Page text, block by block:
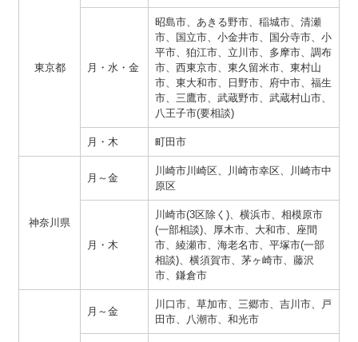
東京都 月・水・金
昭島市、あきる野市、稲城市、清瀬
市、国立市、小金井市、国分寺市、小
平市、狛江市、立川市、多摩市、調布
市、西東京市、東久留米市、東村山
市、東大和市、日野市、府中市、福生
市、三鷹市、武蔵野市、武蔵村山市、
八王子市(要相談)
月・木 町田市
神奈川県
月～金
川崎市川崎区、川崎市幸区、川崎市中
原区
月・木
川崎市(3区除く)、横浜市、相模原市
(一部相談)、厚木市、大和市、座間
市、綾瀬市、海老名市、平塚市(一部
相談)、横須賀市、茅ヶ崎市、藤沢
市、鎌倉市
月～金
川口市、草加市、三郷市、吉川市、戸
田市、八潮市、和光市